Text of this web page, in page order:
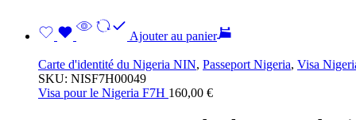
Ajouter au panier
Carte d'identité du Nigeria NIN, Passeport Nigeria, Visa
SKU: NISF7H00049
Visa pour le Nigeria F7H 160,00 €